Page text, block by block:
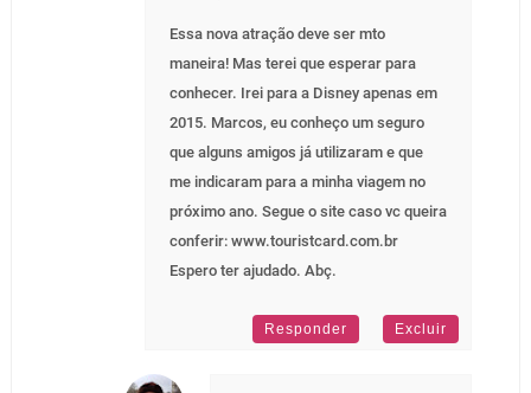
Essa nova atração deve ser mto
maneira! Mas terei que esperar para
conhecer. Irei para a Disney apenas em
2015. Marcos, eu conheço um seguro
que alguns amigos já utilizaram e que
me indicaram para a minha viagem no
próximo ano. Segue o site caso vc queira
conferir: www.touristcard.com.br
Espero ter ajudado. Abç.
Responder Excluir